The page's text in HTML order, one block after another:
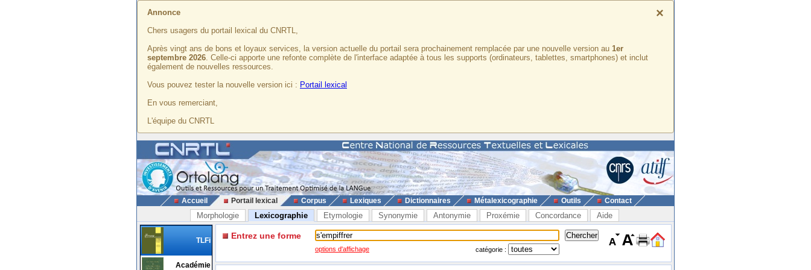
×
Annonce
Chers usagers du portail lexical du CNRTL,
Après vingt ans de bons et loyaux services, la version actuelle du portail sera prochainement remplacée par une nouvelle version au 1er
septembre 2026. Celle-ci apporte une refonte complète de l'interface adaptée à tous les supports (ordinateurs, tablettes, smartphones) et inclut
également de nouvelles ressources.
Vous pouvez tester la nouvelle version ici : Portail lexical
En vous remerciant,
L'équipe du CNRTL
Accueil Portail lexical Corpus Lexiques Dictionnaires Métalexicographie Outils Contact
Morphologie Lexicographie Etymologie Synonymie Antonymie Proxémie Concordance Aide
TLFi
Académie
Entrez une forme
options d'affichage catégorie :